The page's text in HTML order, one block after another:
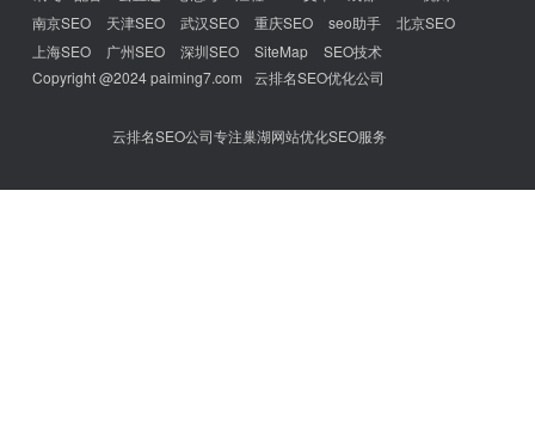
南京SEO
天津SEO 武汉SEO 重庆SEO seo助手
北京SEO
上海SEO
广州SEO 深圳SEO SiteMap
SEO技术
Copyright @2024 paiming7.com
云排名SEO优化公司
云排名SEO公司专注巢湖网站优化SEO服务